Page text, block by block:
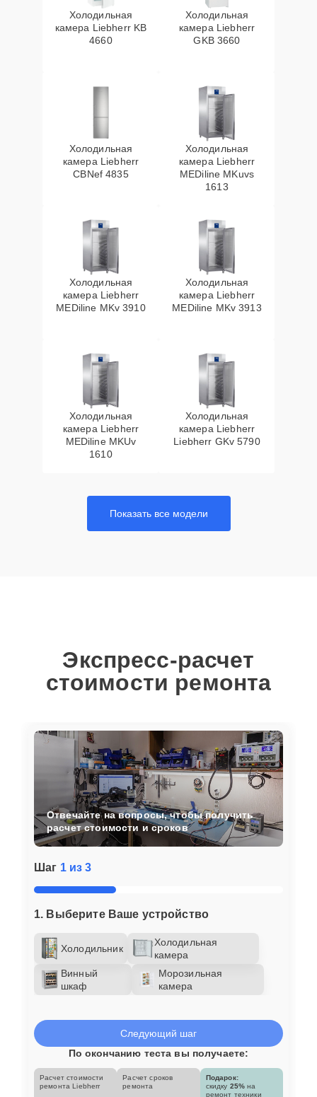
Холодильная
камера Liebherr KB
4660
Холодильная
камера Liebherr
GKB 3660
Холодильная
камера Liebherr
CBNef 4835
Холодильная
камера Liebherr
MEDiline MKuvs
1613
Холодильная
камера Liebherr
MEDiline MKv 3910
Холодильная
камера Liebherr
MEDiline MKv 3913
Холодильная
камера Liebherr
MEDiline MKUv
1610
Холодильная
камера Liebherr
Liebherr GKv 5790
Показать все модели
Экспресс-расчет
стоимости ремонта
Шаг 1 из 3
1. Выберите Ваше устройство
Холодильник
Холодильная
камера
Винный
шкаф
Морозильная
камера
Отвечайте на вопросы, чтобы получить
расчет стоимости и сроков
Следующий шаг
По окончанию теста вы получаете:
Расчет стоимости
ремонта Liebherr
Расчет сроков
ремонта
Подарок:
скидку 25% на
ремонт техники